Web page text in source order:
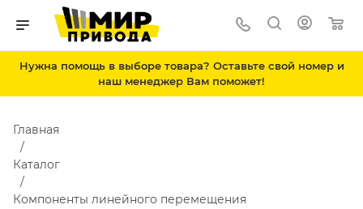
Нужна помощь в выборе товара? Оставьте свой номер и
наш менеджер Вам поможет!
Главная
Каталог
Компоненты линейного перемещения